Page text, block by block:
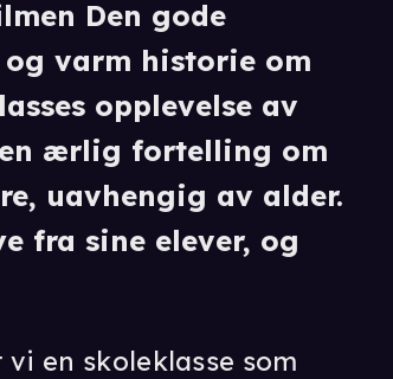
Den gode
varm historie om
opplevelse av
ærlig fortelling om
uavhengig av alder.
fra sine elever, og
en skoleklasse som